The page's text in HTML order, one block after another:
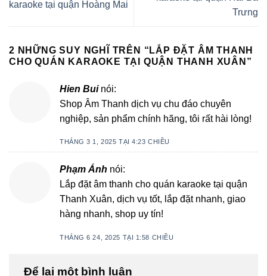
karaoke tại quận Hoàng Mai
Trưng
2 NHỮNG SUY NGHĨ TRÊN “ LẮP ĐẶT ÂM THANH
CHO QUÁN KARAOKE TẠI QUẬN THANH XUÂN ”
Hien Bui nói:
Shop Âm Thanh dịch vụ chu đáo chuyên
nghiệp, sản phẩm chính hãng, tôi rất hài lòng!
THÁNG 3 1, 2025 TẠI 4:23 CHIỀU
Phạm Ánh nói:
Lắp đặt âm thanh cho quán karaoke tại quận
Thanh Xuân, dịch vụ tốt, lắp đặt nhanh, giao
hàng nhanh, shop uy tín!
THÁNG 6 24, 2025 TẠI 1:58 CHIỀU
Để lại một bình luận